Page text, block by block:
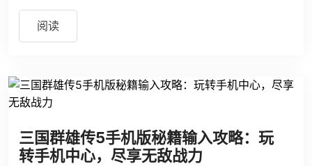
阅读
三国群雄传5手机版秘籍输入攻略：玩
转手机中心，尽享无敌战力